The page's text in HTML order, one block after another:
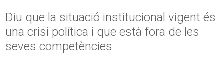
Diu que la situació institucional vigent és
una crisi política i que està fora de les
seves competències